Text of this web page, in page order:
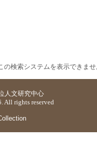
検索システムを表示できませ
人文研究中心
All rights reserved